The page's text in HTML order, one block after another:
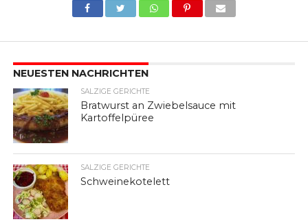
NEUESTEN NACHRICHTEN
SALZIGE GERICHTE
Bratwurst an Zwiebelsauce mit
Kartoffelpüree
SALZIGE GERICHTE
Schweinekotelett